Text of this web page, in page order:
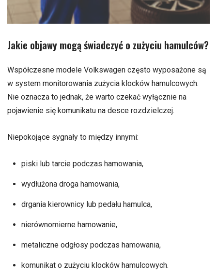
Jakie objawy mogą świadczyć o zużyciu hamulców?
Współczesne modele Volkswagen często wyposażone są
w system monitorowania zużycia klocków hamulcowych.
Nie oznacza to jednak, że warto czekać wyłącznie na
pojawienie się komunikatu na desce rozdzielczej.
Niepokojące sygnały to między innymi:
piski lub tarcie podczas hamowania,
wydłużona droga hamowania,
drgania kierownicy lub pedału hamulca,
nierównomierne hamowanie,
metaliczne odgłosy podczas hamowania,
komunikat o zużyciu klocków hamulcowych.